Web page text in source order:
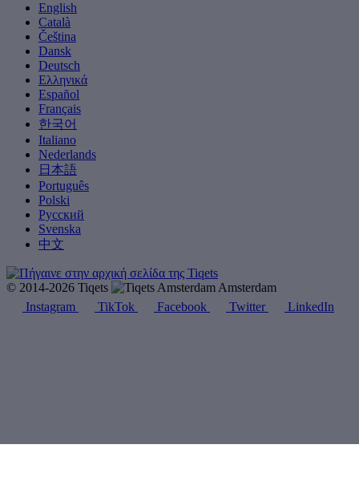
English
Català
Čeština
Dansk
Deutsch
Ελληνικά
Español
Français
한국어
Italiano
Nederlands
日本語
Português
Polski
Русский
Svenska
中文
© 2014-2026 Tiqets
Amsterdam
Instagram
TikTok Facebook Twitter LinkedIn